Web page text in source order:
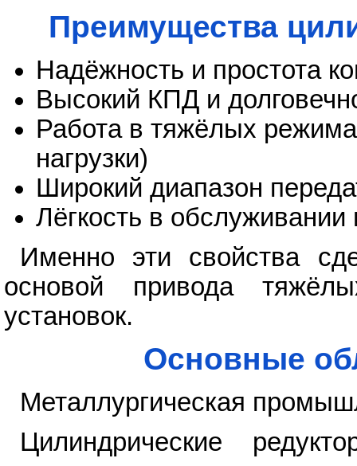
Преимущества
Надёжность и простота
Высокий КПД и
Работа в тяжёлых
нагрузки)
Широкий диапазон
Лёгкость в обслуживании
Именно эти свойства
основой привода
установок.
Основные
Металлургическая
Цилиндрические